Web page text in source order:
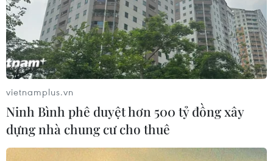
vietnamplus.vn
Ninh Bình phê duyệt hơn 500 tỷ đồng xây
dựng nhà chung cư cho thuê